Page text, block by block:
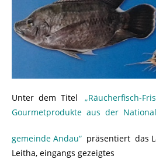
Unter dem Titel
„Räucherfisch-
Gourmetprodukte aus der
gemeinde Andau“ präsentiert das
Leitha, eingangs gezeigtes